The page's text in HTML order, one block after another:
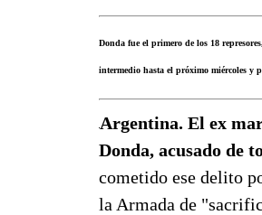
Donda fue el primero de los 18
intermedio hasta el próximo miércoles y
Argentina. El ex
Donda, acusado de
cometido ese delito
la Armada de